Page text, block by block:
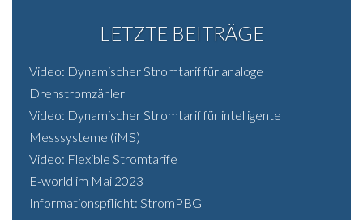
LETZTE BEITRÄGE
Video: Dynamischer Stromtarif für analoge
Drehstromzähler
Video: Dynamischer Stromtarif für intelligente
Messsysteme (iMS)
Video: Flexible Stromtarife
E-world im Mai 2023
Informationspflicht: StromPBG